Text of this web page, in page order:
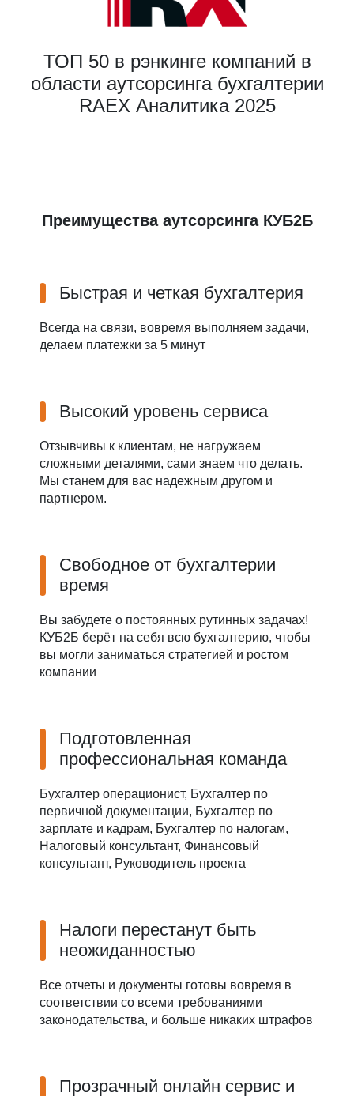
ТОП 50 в рэнкинге компаний в
области аутсорсинга бухгалтерии
RAEX Аналитика 2025
Преимущества аутсорсинга КУБ2Б
Быстрая и четкая бухгалтерия
Всегда на связи, вовремя выполняем задачи,
делаем платежки за 5 минут
Высокий уровень сервиса
Отзывчивы к клиентам, не нагружаем
сложными деталями, сами знаем что делать.
Мы станем для вас надежным другом и
партнером.
Свободное от бухгалтерии
время
Вы забудете о постоянных рутинных задачах!
КУБ2Б берёт на себя всю бухгалтерию, чтобы
вы могли заниматься стратегией и ростом
компании
Подготовленная
профессиональная команда
Бухгалтер операционист, Бухгалтер по
первичной документации, Бухгалтер по
зарплате и кадрам, Бухгалтер по налогам,
Налоговый консультант, Финансовый
консультант, Руководитель проекта
Налоги перестанут быть
неожиданностью
Все отчеты и документы готовы вовремя в
соответствии со всеми требованиями
законодательства, и больше никаких штрафов
Прозрачный онлайн сервис и